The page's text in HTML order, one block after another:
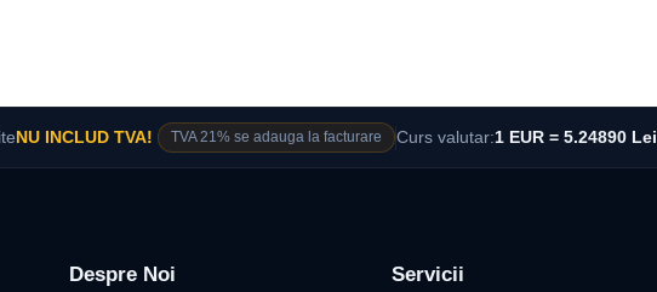
NU INCLUD TVA! TVA 21% se adauga la facturare Curs valutar:1 EUR = 5.24890 Lei
Despre Noi Servicii